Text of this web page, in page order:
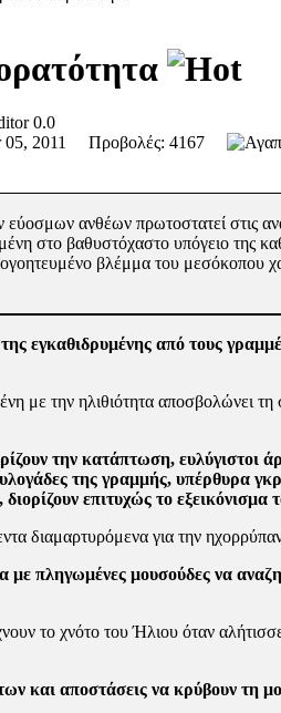
0.0
05, 2011 Προβολές: 4167
ανθέων πρωτοστατεί στις
στο βαθυστόχαστο υπόγειο της
βλέμμα του
εγκαθιδρυμέ­νης από τους
με την ηλιθι­ότητα αποσβολώνει
την κατά­πτωση, ευλύγιστοι
της γραμμής, υπέρθυρα
επιτυχώς το
διαμαρτυρό­μενα για την
με πληγωμένες μουσούδες να
το χνότο του Ήλιου όταν
και αποστάσεις να κρύβουν τη